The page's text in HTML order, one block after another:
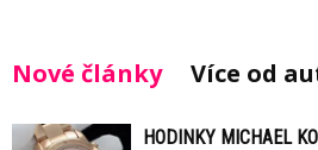
Nové články Více od
HODINKY MICHAEL